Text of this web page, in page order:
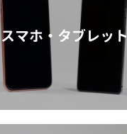
スマホ・タブレット